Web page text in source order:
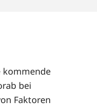
kommende
bei
Faktoren